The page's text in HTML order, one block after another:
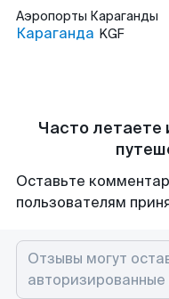
Аэропорты Караганды
Караганда KGF
Часто летаете
Оставьте
пользователям